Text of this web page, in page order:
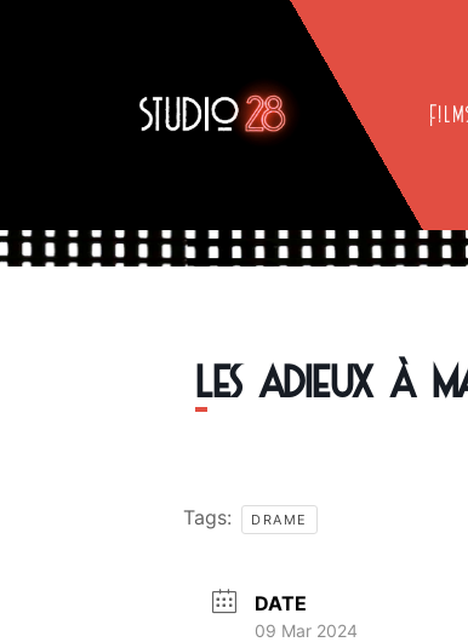
LES ADIEUX À
Tags: DRAME
DATE
09 Mar 2024